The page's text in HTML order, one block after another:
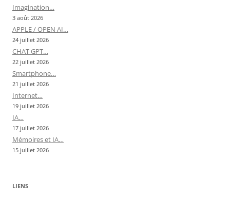
Imagination…
3 août 2026
APPLE / OPEN AI…
24 juillet 2026
CHAT GPT…
22 juillet 2026
Smartphone…
21 juillet 2026
Internet…
19 juillet 2026
IA…
17 juillet 2026
Mémoires et IA…
15 juillet 2026
LIENS